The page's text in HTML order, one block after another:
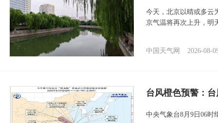
今天，北京以晴或多云
京气温将再次上升，明
中国天气网 2026-08-
台风橙色预警：
中央气象台8月9日06时